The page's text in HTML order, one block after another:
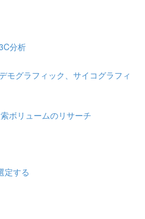
分析
モグラフィック、サイコグラフィ
ボリュームのリサーチ
定する